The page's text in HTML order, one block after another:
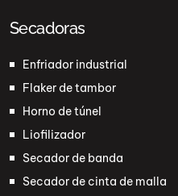
Secadoras
Enfriador industrial
Flaker de tambor
Horno de túnel
Liofilizador
Secador de banda
Secador de cinta de malla